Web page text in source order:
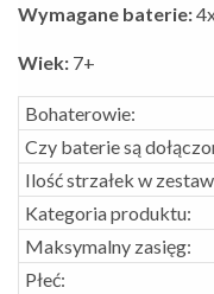
Wymagane baterie:
Wiek: 7+
Bohaterowie:
Czy baterie są
Ilość strzałek w
Kategoria produktu:
Maksymalny zasięg:
Płeć: